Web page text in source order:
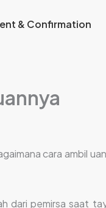
& Confirmation
cara ambil
dari pemirsa saat